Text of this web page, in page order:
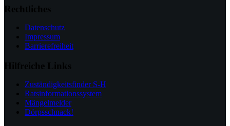
Rechtliches
Datenschutz
Impressum
Barrierefreiheit
Hilfreiche Links
Zuständigkeitsfinder S-H
Ratsinformationssystem
Mängelmelder
Dörpsschnack!